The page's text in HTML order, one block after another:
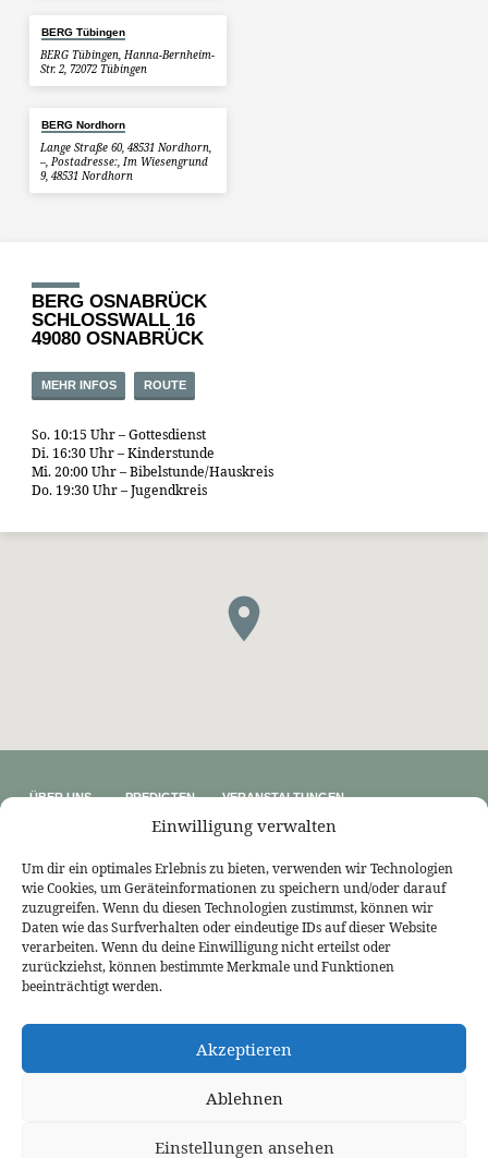
Einwilligung verwalten
Um dir ein optimales Erlebnis zu bieten, verwenden wir Technologien
wie Cookies, um Geräteinformationen zu speichern und/oder darauf
zuzugreifen. Wenn du diesen Technologien zustimmst, können wir
Daten wie das Surfverhalten oder eindeutige IDs auf dieser Website
verarbeiten. Wenn du deine Einwilligung nicht erteilst oder
zurückziehst, können bestimmte Merkmale und Funktionen
beeinträchtigt werden.
Akzeptieren
Ablehnen
Einstellungen ansehen
BERG Tübingen
BERG Tübingen, Hanna-Bernheim-
Str. 2, 72072 Tübingen
BERG Nordhorn
Lange Straße 60, 48531 Nordhorn,
–, Postadresse:, Im Wiesengrund
9, 48531 Nordhorn
BERG OSNABRÜCK
SCHLOSSWALL 16
49080 OSNABRÜCK
MEHR INFOS ROUTE
So. 10:15 Uhr – Gottesdienst
Di. 16:30 Uhr – Kinderstunde
Mi. 20:00 Uhr – Bibelstunde/Hauskreis
Do. 19:30 Uhr – Jugendkreis
ÜBER UNS
Impressum
PREDIGTEN
Predigtreihen
VERANSTALTUNGEN
Sommerfreizeit
Bekennende Evangelisch-Reformierte Gemeinde Nordhorn
Bekennende Evangelisch-Reformierte Gemeinde Gießen
Bekennende Evangelisch-Reformierte Gemeinde Tübingen
Akademie für Reformatorische Theologie
Bekennende Kirche (kostenlose Zeitschrift)